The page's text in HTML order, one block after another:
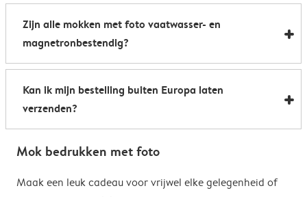
de kantine op het werk te voorzien van stijlvolle
koffiemokken met foto.
Al onze foto mokken hebben de afmetingen 8,2 x 9,5
cm. De inhoud bedraagt 285 ml.
Zijn alle mokken met foto vaatwasser- en
magnetronbestendig?
Bijna allemaal. Onze gepersonaliseerde foto mokken
kunnen zowel in de vaatwasser als in de magnetron.
Heel handig: je kunt er dus uit drinken, je drank
opwarmen en je fotomok na de afwas opnieuw
gebruiken. De enige uitzondering hierop zijn onze
de hand af te wassen om het magische
Kan ik mijn bestelling buiten Europa laten
verzenden?
afhankelijk van je afleveradres en worden deze tijdens
de verzendkosten voor bestellingen buiten de EU geen
Mok bedrukken met foto
Maak een leuk cadeau voor vrijwel elke gelegenheid of